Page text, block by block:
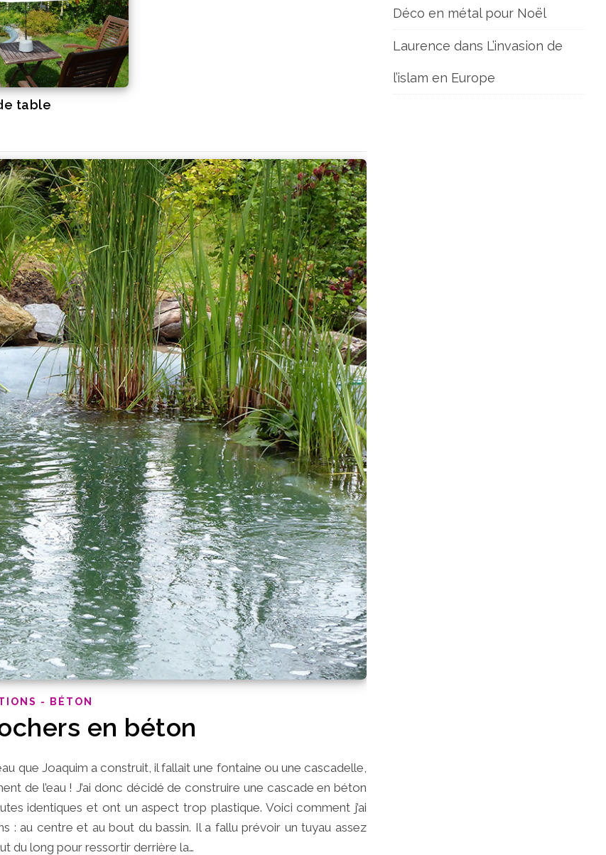
table
- BÉTON
en béton
que Joaquim a construit, il fallait une fontaine ou une cascadelle,
de l’eau ! J’ai donc décidé de construire une cascade en béton
identiques et ont un aspect trop plastique. Voici comment j’ai
: au centre et au bout du bassin. Il a fallu prévoir un tuyau assez
du long pour ressortir derrière la…
Déco en métal pour Noël
Laurence dans L’invasion de
l’islam en Europe